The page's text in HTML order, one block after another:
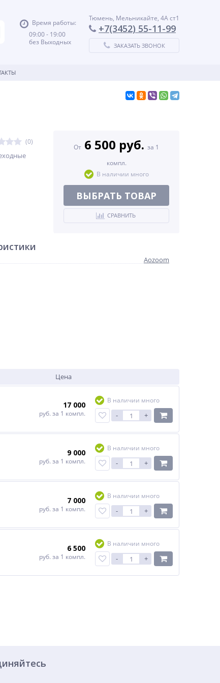
Время работы:
09:00 - 19:00
без Выходных
Тюмень, Мельникайте, 4А ст1
+7(3452) 55-11-99
ЗАКАЗАТЬ ЗВОНОК
(0)
От 6 500 руб. за 1
компл.
В наличии много
ВЫБРАТЬ ТОВАР
СРАВНИТЬ
Aozoom
Цена
17 000
руб. за 1 компл.
В наличии много
- +
9 000
руб. за 1 компл.
В наличии много
- +
7 000
руб. за 1 компл.
В наличии много
- +
6 500
руб. за 1 компл.
В наличии много
- +